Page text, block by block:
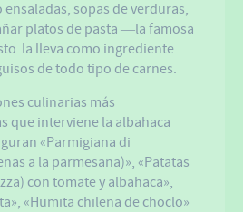
sopas de verduras,
platos de pasta ―la famosa
la lleva como ingrediente
de todo tipo de carnes.
culinarias más
que interviene la albahaca
«Parmigiana di
a la parmesana)», «Patatas
con tomate y albahaca»,
«Humita chilena de choclo»